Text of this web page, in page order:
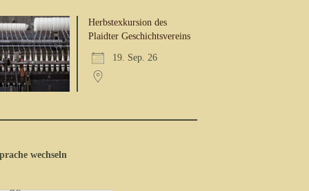
Herbstexkursion des
Plaidter Geschichtsvereins
19. Sep. 26
wechseln